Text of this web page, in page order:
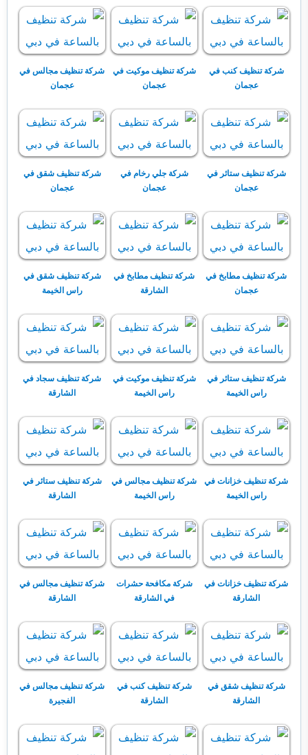
شركة تنظيف كنب في
عجمان
شركة تنظيف موكيت في
عجمان
شركة تنظيف مجالس في
عجمان
شركة تنظيف ستائر في
عجمان
شركة جلي رخام في
عجمان
شركة تنظيف شقق في
عجمان
شركة تنظيف مطابخ في
عجمان
شركة تنظيف مطابخ في
الشارقة
شركة تنظيف شقق في
راس الخيمة
شركة تنظيف ستائر في
راس الخيمة
شركة تنظيف موكيت في
راس الخيمة
شركة تنظيف سجاد في
الشارقة
شركة تنظيف خزانات في
راس الخيمة
شركة تنظيف مجالس في
راس الخيمة
شركة تنظيف ستائر في
الشارقة
شركة تنظيف خزانات في
الشارقة
شركة مكافحة حشرات
في الشارقة
شركة تنظيف مجالس في
الشارقة
شركة تنظيف شقق في
الشارقة
شركة تنظيف كنب في
الشارقة
شركة تنظيف مجالس في
الفجيرة